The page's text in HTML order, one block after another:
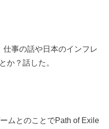
事の話や日本のインフレ
か？話した。
ムとのことでPath of Exile